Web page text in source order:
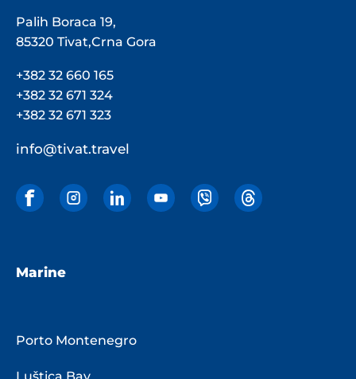
Palih Boraca 19,
85320 Tivat,Crna Gora
+382 32 660 165
+382 32 671 324
+382 32 671 323
info@tivat.travel
Marine
Porto Montenegro